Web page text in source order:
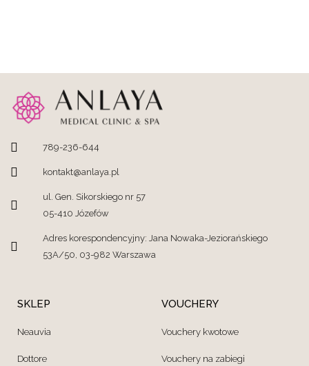
789-236-644
kontakt@anlaya.pl
ul. Gen. Sikorskiego nr 57
05-410 Józefów
Adres korespondencyjny: Jana Nowaka-Jeziorańskiego
53A/50, 03-982 Warszawa
SKLEP
Neauvia
Dottore
VOUCHERY
Vouchery kwotowe
Vouchery na zabiegi